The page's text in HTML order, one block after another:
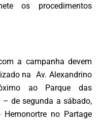
os procedimentos
a campanha devem
na Av. Alexandrino
ao Parque das
de segunda a sábado,
no Partage